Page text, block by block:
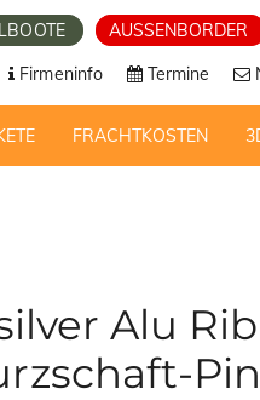
AUSSENBORDER
Firmeninfo Termine
FRACHTKOSTEN
Alu